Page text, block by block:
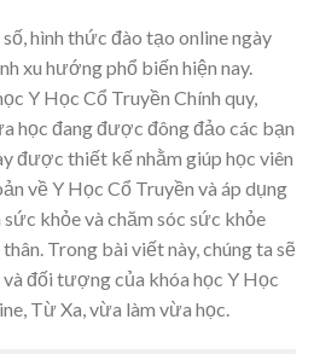
hình thức đào tạo online ngày
xu hướng phổ biến hiện nay.
Y Học Cổ Truyền Chính quy,
học đang được đông đảo các bạn
được thiết kế nhằm giúp học viên
về Y Học Cổ Truyền và áp dụng
khỏe và chăm sóc sức khỏe
Trong bài viết này, chúng ta sẽ
đối tượng của khóa học Y Học
Từ Xa, vừa làm vừa học.